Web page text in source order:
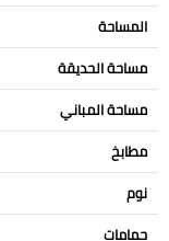
المساحة
مساحة الحديقة
مساحة المباني
مطابخ
نوم
حمامات